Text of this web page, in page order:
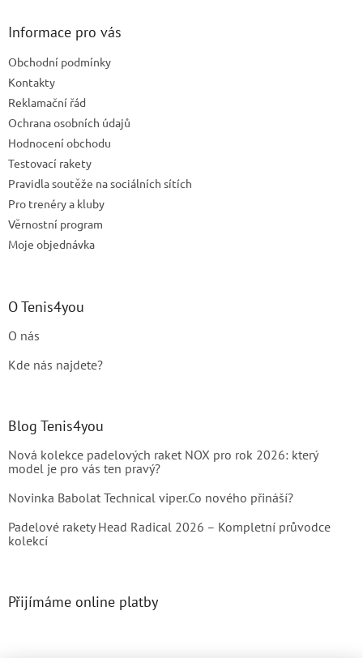
Informace pro vás
Obchodní podmínky
Kontakty
Reklamační řád
Ochrana osobních údajů
Hodnocení obchodu
Testovací rakety
Pravidla soutěže na sociálních sítích
Pro trenéry a kluby
Věrnostní program
Moje objednávka
O Tenis4you
O nás
Kde nás najdete?
Blog Tenis4you
Nová kolekce padelových raket NOX pro rok 2026: který
model je pro vás ten pravý?
Novinka Babolat Technical viper.Co nového přináší?
Padelové rakety Head Radical 2026 – Kompletní průvodce
kolekcí
Přijímáme online platby